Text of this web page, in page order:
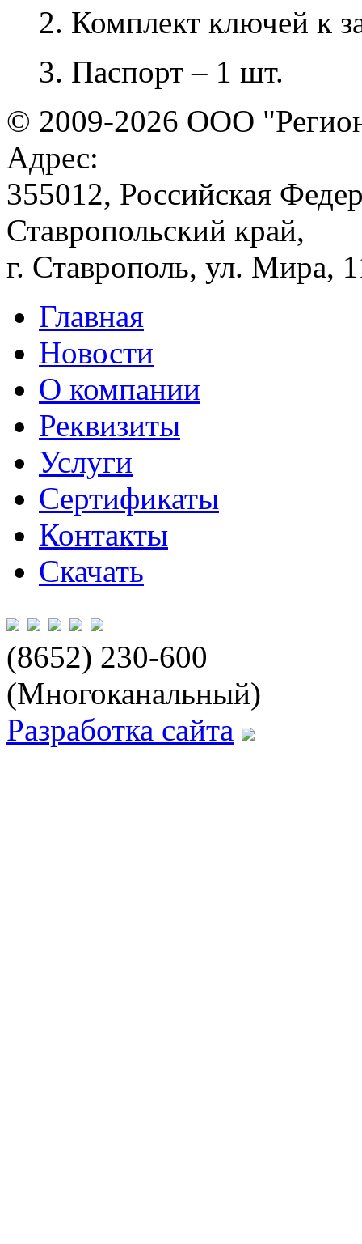
2. Комплект ключей к
3. Паспорт – 1 шт.
© 2009-2026 ООО
Адрес:
355012, Российская
Ставропольский край,
г. Ставрополь, ул. Мира,
Главная
Новости
О компании
Реквизиты
Услуги
Сертификаты
Контакты
Скачать
(8652) 230-600
(Многоканальный)
Разработка сайта